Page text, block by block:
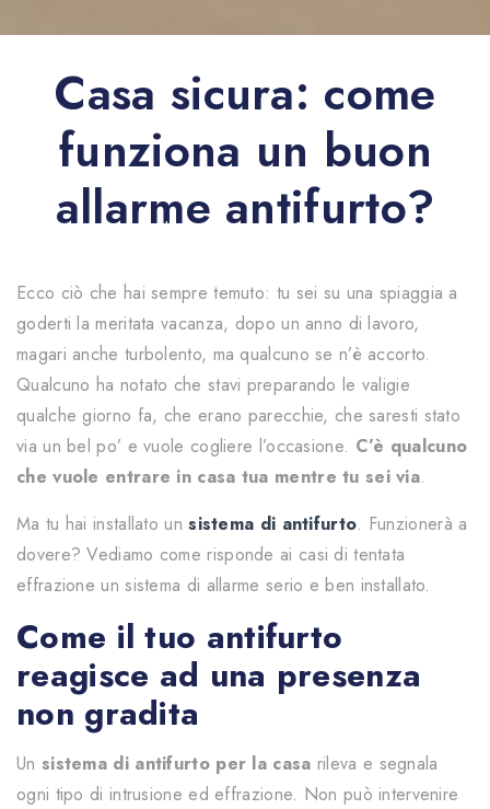
Casa sicura: come
funziona un buon
allarme antifurto?
|controllo;campo05;|
Ecco ciò che hai sempre temuto: tu sei su una spiaggia a
goderti la meritata vacanza, dopo un anno di lavoro,
magari anche turbolento, ma qualcuno se n’è accorto.
Qualcuno ha notato che stavi preparando le valigie
qualche giorno fa, che erano parecchie, che saresti stato
via un bel po’ e vuole cogliere l’occasione. C’è qualcuno
che vuole entrare in casa tua mentre tu sei via.
Ma tu hai installato unsistema di antifurto. Funzionerà a
dovere? Vediamo come risponde ai casi di tentata
effrazione un sistema di allarme serio e ben installato.
Come il tuo antifurto
reagisce ad una presenza
non gradita
Un sistema di antifurto per la casa rileva e segnala
ogni tipo di intrusione ed effrazione. Non può intervenire